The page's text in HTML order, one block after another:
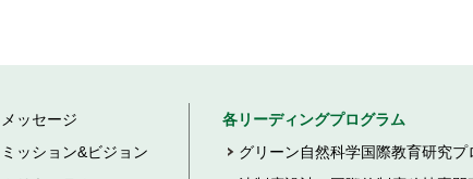
メッセージ
ミッション&ビジョン
各リーディングプログラム
グリーン自然科学国際教育研究プ